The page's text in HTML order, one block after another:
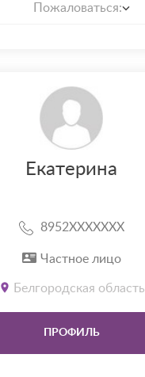
Пожаловаться:
Екатерина
8952XXXXXXX
Частное лицо
Белгородская область
ПРОФИЛЬ